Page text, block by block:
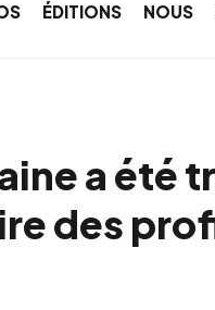
ÉDITIONS NOUS
a été
des